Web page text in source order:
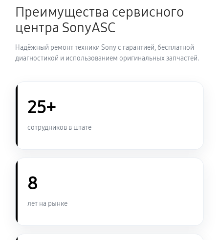
Преимущества сервисного
центра SonyASC
Надёжный ремонт техники Sony с гарантией, бесплатной
диагностикой и использованием оригинальных запчастей.
25+
сотрудников в штате
8
лет на рынке